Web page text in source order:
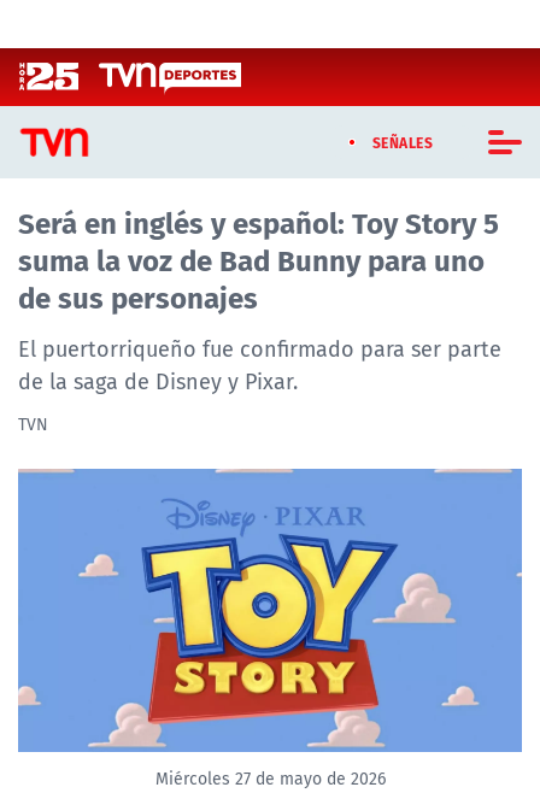
SEÑALES
CASTING MASTERCHEF CHILE
CASTING TVN VERTICAL
TVN VERTICAL
TVN PLAY
ACTUALIDAD Y TENDENCIAS
CORPORATIVO Y TRANSPARENCIA
CANAL DE DENUNCIAS
Será en inglés y español: Toy Story 5
suma la voz de Bad Bunny para uno
de sus personajes
El puertorriqueño fue confirmado para ser parte
de la saga de Disney y Pixar.
TVN
Miércoles 27 de mayo de 2026